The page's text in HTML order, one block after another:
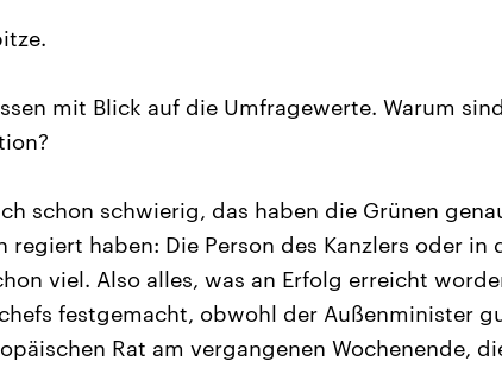
mit Blick auf die Umfragewerte. Warum
schon schwierig, das haben die Grünen
haben: Die Person des Kanzlers oder in
viel. Also alles, was an Erfolg erreicht
festgemacht, obwohl der Außenminister
Rat am vergangenen Wochenende,